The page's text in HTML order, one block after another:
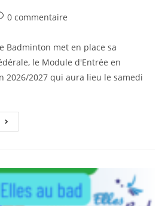
0 commentaire
Badminton met en place sa
le Module d'Entrée en
2026/2027 qui aura lieu le samedi
Formation
Modef
2026